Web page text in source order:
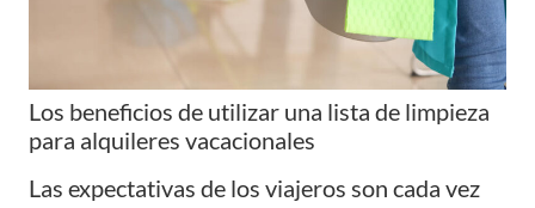
Los beneficios de utilizar una lista de limpieza
para alquileres vacacionales
Las expectativas de los viajeros son cada vez